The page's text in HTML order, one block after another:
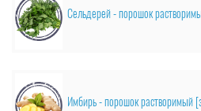
Сельдерей - порошок
Имбирь - порошок растворимый